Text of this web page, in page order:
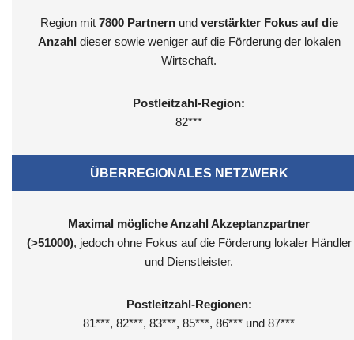
Region mit 7800 Partnernund verstärkter Fokus auf die
Anzahl dieser sowie weniger auf die Förderung der lokalen
Wirtschaft.
Postleitzahl-Region:
82***
ÜBERREGIONALES NETZWERK
Maximal mögliche Anzahl Akzeptanzpartner
(>51000), jedoch ohne Fokus auf die Förderung lokaler Händler
und Dienstleister.
Postleitzahl-Regionen:
81***, 82***, 83***, 85***, 86*** und 87***